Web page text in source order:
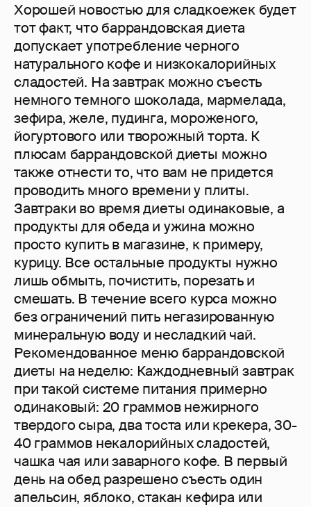
Хорошей новостью для сладкоежек будет
тот факт, что баррандовская диета
допускает употребление черного
натурального кофе и низкокалорийных
сладостей. На завтрак можно съесть
немного темного шоколада, мармелада,
зефира, желе, пудинга, мороженого,
йогуртового или творожный торта. К
плюсам баррандовской диеты можно
также отнести то, что вам не придется
проводить много времени у плиты.
Завтраки во время диеты одинаковые, а
продукты для обеда и ужина можно
просто купить в магазине, к примеру,
курицу. Все остальные продукты нужно
лишь обмыть, почистить, порезать и
смешать. В течение всего курса можно
без ограничений пить негазированную
минеральную воду и несладкий чай.
Рекомендованное меню баррандовской
диеты на неделю: Каждодневный завтрак
при такой системе питания примерно
одинаковый: 20 граммов нежирного
твердого сыра, два тоста или крекера, 30-
40 граммов некалорийных сладостей,
чашка чая или заварного кофе. В первый
день на обед разрешено съесть один
апельсин, яблоко, стакан кефира или